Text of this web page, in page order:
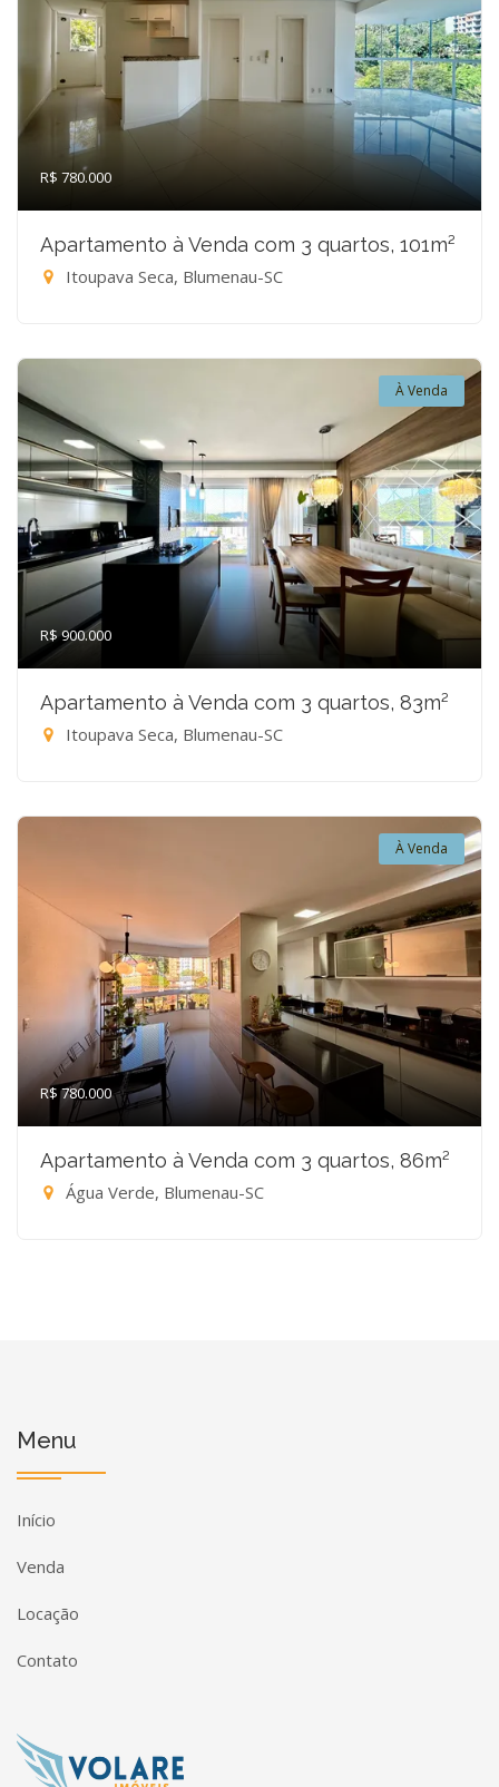
R$ 780.000
Apartamento à Venda com 3 quartos, 101m²
Itoupava Seca, Blumenau-SC
À Venda
R$ 900.000
Apartamento à Venda com 3 quartos, 83m²
Itoupava Seca, Blumenau-SC
À Venda
R$ 780.000
Apartamento à Venda com 3 quartos, 86m²
Água Verde, Blumenau-SC
Menu
Início
Venda
Locação
Contato
Página inicial